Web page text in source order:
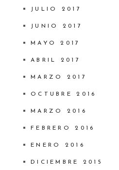
JULIO 2017
JUNIO 2017
MAYO 2017
ABRIL 2017
MARZO 2017
OCTUBRE 2016
MARZO 2016
FEBRERO 2016
ENERO 2016
DICIEMBRE 2015